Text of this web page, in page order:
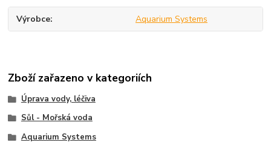
Výrobce Aquarium Systems
Zboží zařazeno v kategoriích
Úprava vody, léčiva
Sůl - Mořská voda
Aquarium Systems